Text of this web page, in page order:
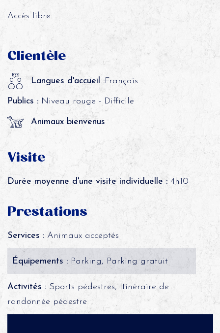
Accès libre.
Clientèle
Langues d'accueil :Français
Publics :Niveau rouge - Difficile
Animaux bienvenus
Visite
Durée moyenne d'une visite individuelle : 4h10
Prestations
Services :Animaux acceptés
Équipements :Parking, Parking gratuit
Activités :Sports pédestres, Itinéraire de
randonnée pédestre